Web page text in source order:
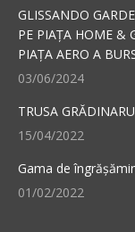
in
new
window
in
new
window
GLISSANDO
PE PIAȚA HOME &
PIAȚA AERO A
03/06/2024
TRUSA
15/04/2022
Gama de
01/02/2022